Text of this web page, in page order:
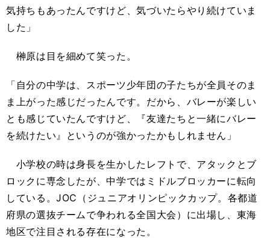
気持ちもあったんですけど、気づいたらやり続けていま
した」
榊原は目を細めて笑った。
「自分の中学は、スポーツ少年団の子たちが全員そのま
ま上がった感じだったんです。だから、バレーが楽しい
とも感じていたんですけど、『友達たちと一緒にバレー
を続けたい』というのが強かったかもしれません」
小学校の時は身長を生かしたレフトで、アタックとブ
ロックに専念したが、中学ではミドルブロッカーに転向
している。JOC（ジュニアオリンピックカップ。各都道
府県の選抜チームで争われる全国大会）に出場し、東海
地区で注目される存在になった。